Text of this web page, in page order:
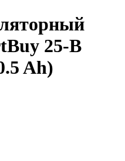
25-B
Ah)